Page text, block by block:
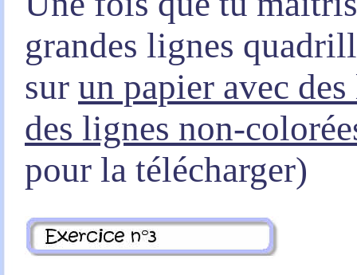
grandes lignes
sur un papier avec
des lignes non-
pour la télécharger)